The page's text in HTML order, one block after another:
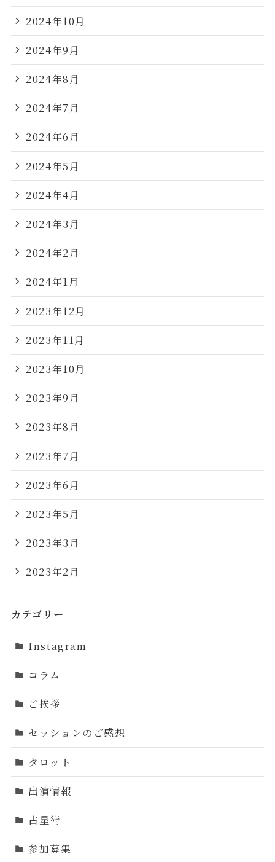
2024年10月
2024年9月
2024年8月
2024年7月
2024年6月
2024年5月
2024年4月
2024年3月
2024年2月
2024年1月
2023年12月
2023年11月
2023年10月
2023年9月
2023年8月
2023年7月
2023年6月
2023年5月
2023年3月
2023年2月
カテゴリー
Instagram
コラム
ご挨拶
セッションのご感想
タロット
出演情報
占星術
参加募集